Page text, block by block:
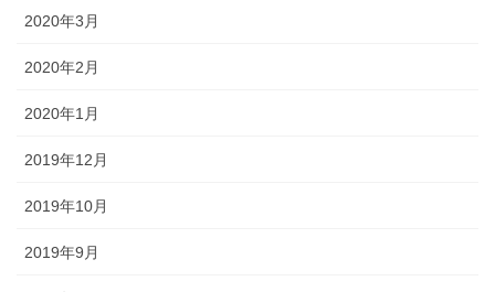
2020年3月
2020年2月
2020年1月
2019年12月
2019年10月
2019年9月